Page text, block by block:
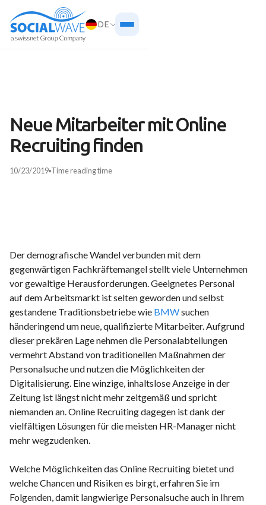
DE
Neue Mitarbeiter mit Online
Recruiting finden
10/23/2019 Timereading time
Der demografische Wandel verbunden mit dem
gegenwärtigen Fachkräftemangel stellt viele Unternehmen
vor gewaltige Herausforderungen. Geeignetes Personal
auf dem Arbeitsmarkt ist selten geworden und selbst
gestandene Traditionsbetriebe wie BMWsuchen
händeringend um neue, qualifizierte Mitarbeiter. Aufgrund
dieser prekären Lage nehmen die Personalabteilungen
vermehrt Abstand von traditionellen Maßnahmen der
Personalsuche und nutzen die Möglichkeiten der
Digitalisierung. Eine winzige, inhaltslose Anzeige in der
Zeitung ist längst nicht mehr zeitgemäß und spricht
niemanden an. Online Recruiting dagegen ist dank der
vielfältigen Lösungen für die meisten HR-Manager nicht
mehr wegzudenken.
Welche Möglichkeiten das Online Recruiting bietet und
welche Chancen und Risiken es birgt, erfahren Sie im
Folgenden, damit langwierige Personalsuche auch in Ihrem